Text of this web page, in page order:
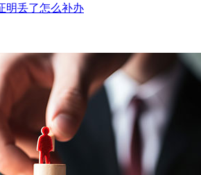
明丢了怎么补办